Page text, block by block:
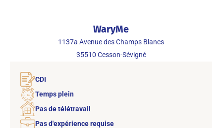
WaryMe
1137a Avenue des Champs Blancs
35510 Cesson-Sévigné
CDI
Temps plein
Pas de télétravail
Pas d'expérience requise